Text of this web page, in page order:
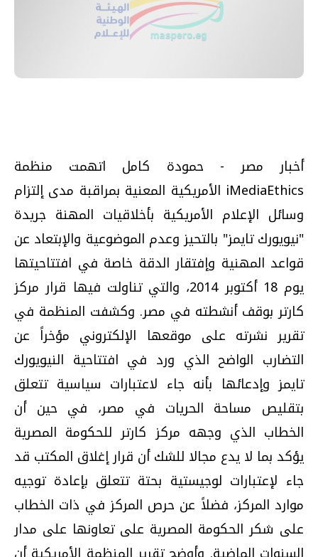
أخبار مصر - حمودة كامل اتهمت منظمة
iMediaEthics الأمريكية المعنية بمراقبة مدى إلتزام
وسائل الإعلام الأمريكية بأخلاقيات المهنة جريدة
"نيويورك تايمز" بالتحيز وعدم الموضوعية والإبتعاد عن
قواعد المهنية وإفتقار الدقة خاصة في افتتاحيتها
يوم 18 أكتوبر 2014، والتي تناولت فيها قرار مركز
كارتر بوقف أنشطته في مصر. وكشفت المنظمة في
تقرير نشرته على موقعها الإلكتروني مؤخراً عن
التضارب الواضح الذي ورد في افتتاحية النيويورك
تايمز وإدعائها بأنه جاء لاعتبارات سياسية تتعلق
بتقليص مساحة الحريات في مصر، في حين أن
الخطاب الذي وجهه مركز كارتر للحكومة المصرية
يؤكد بما لا يدع مجالا للشك أن قرار إغلاق المكتب قد
جاء لإعتبارات لوجيستية بحتة تتعلق بإعادة توجيه
موارد المركز، فضلاً عن حرص المركز في ذات الخطاب
على شكر الحكومة المصرية على تعاونها على مدار